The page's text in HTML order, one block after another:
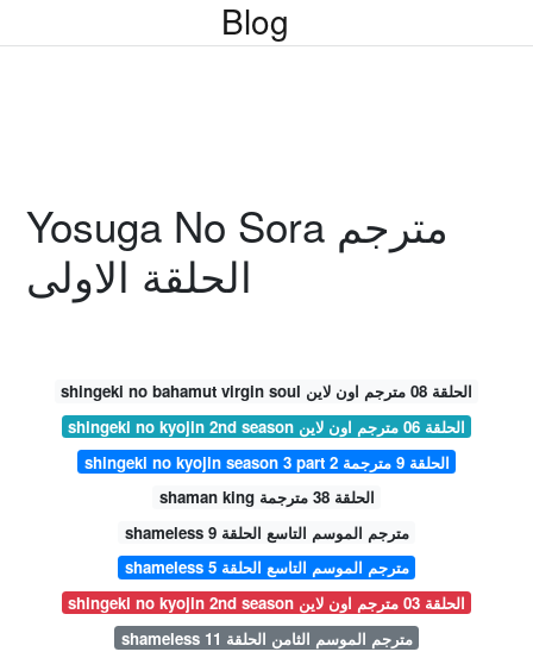
Blog
Yosuga No Sora مترجم
الحلقة الاولى
shingeki no bahamut virgin soul الحلقة 08 مترجم اون لاين
shingeki no kyojin 2nd season الحلقة 06 مترجم اون لاين
shingeki no kyojin season 3 part 2 الحلقة 9 مترجمة
shaman king الحلقة 38 مترجمة
shameless مترجم الموسم التاسع الحلقة 9
shameless مترجم الموسم التاسع الحلقة 5
shingeki no kyojin 2nd season الحلقة 03 مترجم اون لاين
shameless مترجم الموسم الثامن الحلقة 11